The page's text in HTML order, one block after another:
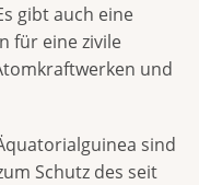
gibt auch eine
für eine zivile
und
sind
Schutz des seit